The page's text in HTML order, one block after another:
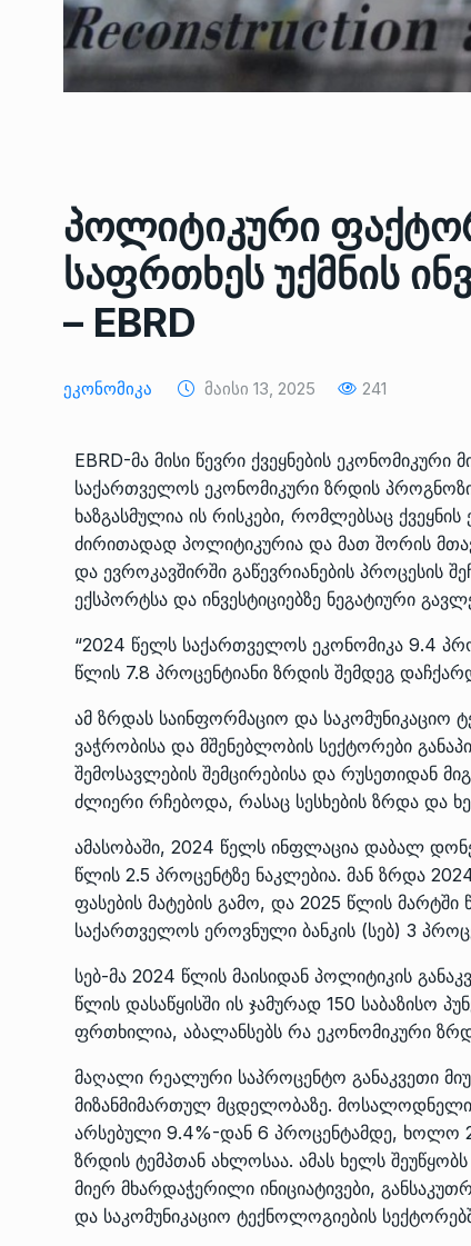
პოლიტიკური
საფრთხეს უქმნის
– EBRD
Ეკონომიკა Მაისი 13, 2025 241
EBRD-მა მისი წევრი ქვეყნების
საქართველოს ეკონომიკური ზრდის
ხაზგასმულია ის რისკები, რომლებსაც
ძირითადად პოლიტიკურია და მათ შორის
და ევროკავშირში გაწევრიანების პროცესის
ექსპორტსა და ინვესტიციებზე ნეგატიური
“2024 წელს საქართველოს ეკონომიკა 9.4
წლის 7.8 პროცენტიანი ზრდის შემდეგ
ამ ზრდას საინფორმაციო და საკომუნიკაციო
ვაჭრობისა და მშენებლობის სექტორები
შემოსავლების შემცირებისა და რუსეთიდან
ძლიერი რჩებოდა, რასაც სესხების ზრდა და
ამასობაში, 2024 წელს ინფლაცია დაბალ
წლის 2.5 პროცენტზე ნაკლებია. მან ზრდა
ფასების მატების გამო, და 2025 წლის
საქართველოს ეროვნული ბანკის (სებ) 3
სებ-მა 2024 წლის მაისიდან პოლიტიკის
წლის დასაწყისში ის ჯამურად 150 საბაზისო
ფრთხილია, აბალანსებს რა ეკონომიკური
მაღალი რეალური საპროცენტო განაკვეთი
მიზანმიმართულ მცდელობაზე.
არსებული 9.4%-დან 6 პროცენტამდე, ხოლო
ზრდის ტემპთან ახლოსაა. ამას ხელს
მიერ მხარდაჭერილი ინიციატივები,
და საკომუნიკაციო ტექნოლოგიების
6
ოთარ შამუგია
მინისტერიალზე
ᲔᲙᲝᲜᲝᲛᲘᲙᲐ 10/05/
სამსახურის…
ᲔᲙᲝᲜᲝᲛᲘᲙᲐ 10/05/
საქართველოს
ᲔᲙᲝᲜᲝᲛᲘᲙᲐ
9
სახელობის
ბალეტის…
ᲙᲣᲚᲢᲣᲠᲐ 13/05/2022
თბილისის
სახელობის
ბალეტის…
ᲙᲣᲚᲢᲣᲠᲐ 13/05/2022